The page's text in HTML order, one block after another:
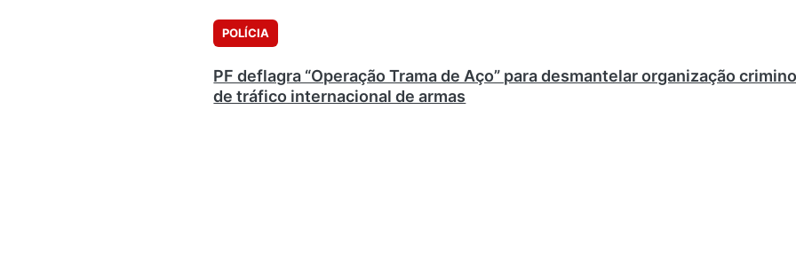
POLÍCIA
PF deflagra “Operação Trama de Aço” para desmantelar organização
de tráfico internacional de armas